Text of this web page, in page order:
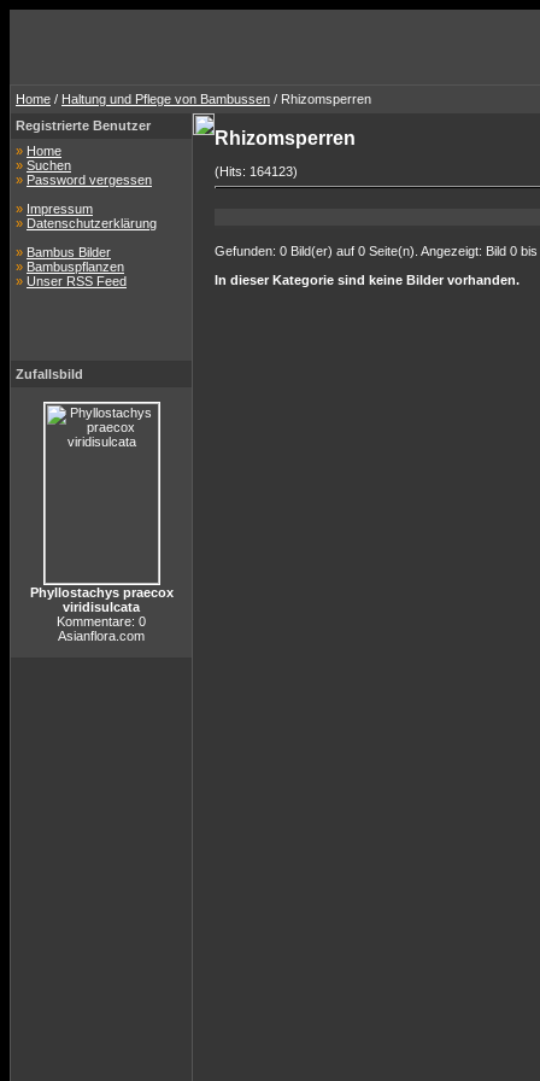
Home / Haltung und Pflege von Bambussen / Rhizomsperren
Registrierte Benutzer
» Home
» Suchen
» Password vergessen
» Impressum
» Datenschutzerklärung
» Bambus Bilder
» Bambuspflanzen
» Unser RSS Feed
Zufallsbild
Phyllostachys praecox
viridisulcata
Kommentare: 0
Asianflora.com
Rhizomsperren
(Hits: 164123)
Gefunden: 0 Bild(er) auf 0 Seite(n). Angezeigt: Bild 0 bis
In dieser Kategorie sind keine Bilder vorhanden.